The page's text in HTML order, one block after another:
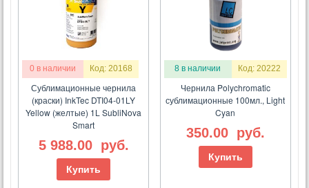
0 в наличии Код: 20168
Сублимационные чернила
(краски) InkTec DTI04-01LY
Yellow (желтые) 1L SubliNova
Smart
5 988.00 руб.
Купить
8 в наличии Код: 20222
Чернила Polychromatic
сублимационные 100мл., Light
Cyan
350.00 руб.
Купить